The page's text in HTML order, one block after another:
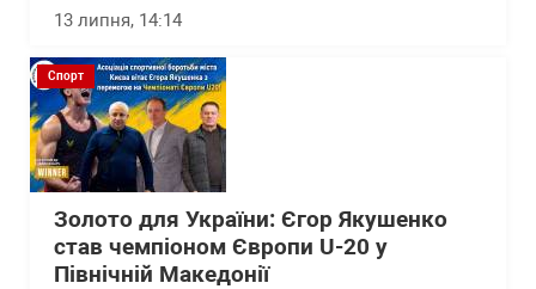
13 липня, 14:14
Спорт
Золото для України: Єгор Якушенко
став чемпіоном Європи U-20 у
Північній Македонії